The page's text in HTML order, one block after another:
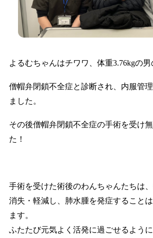
よるむちゃんはチワワ、体重3.76kgの男
僧帽弁閉鎖不全症と診断され、内服管
ました。
その後僧帽弁閉鎖不全症の手術を受け
た！
手術を受けた術後のわんちゃんたちは
消失・軽減し、肺水腫を発症すること
ます。
ふたたび元気よく活発に過ごせるよう